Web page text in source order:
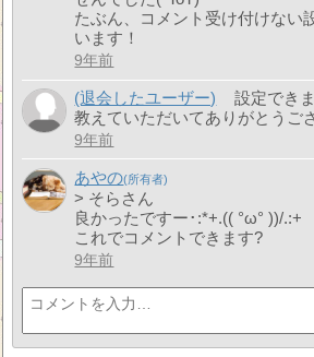
たぶん、コメント受け付けない
います！
9年前
(退会したユーザー)
設定でき
教えていただいてありがとうご
9年前
あやの
> そらさん
良かったですー･:*+.(( °ω° ))/.:+
これでコメントできます?
9年前